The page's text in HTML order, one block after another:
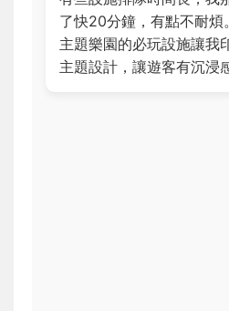
了快20分鐘，有點不耐煩
主題樂園的必玩設施讓我
主題設計，讓遊客有沉浸